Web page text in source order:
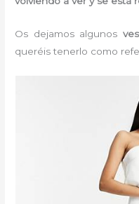
Os dejamos algunos
queréis tenerlo como